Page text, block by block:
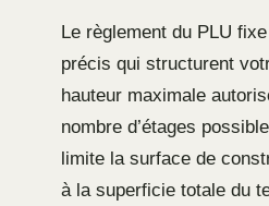
Le règlement du PLU
précis qui structurent
hauteur maximale
nombre d’étages
limite la surface de
à la superficie totale du